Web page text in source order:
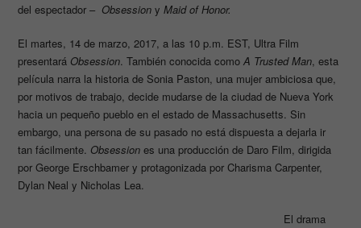
del espectador – Obsessiony Maid of Honor.
El martes, 14 de marzo, 2017, a las 10 p.m. EST, Ultra Film
presentará Obsession. También conocida comoA Trusted Man, esta
película narra la historia de Sonia Paston, una mujer ambiciosa que,
por motivos de trabajo, decide mudarse de la ciudad de Nueva York
hacia un pequeño pueblo en el estado de Massachusetts. Sin
embargo, una persona de su pasado no está dispuesta a dejarla ir
tan fácilmente. Obsessiones una producción de Daro Film, dirigida
por George Erschbamer y protagonizada por Charisma Carpenter,
Dylan Neal y Nicholas Lea.
El drama